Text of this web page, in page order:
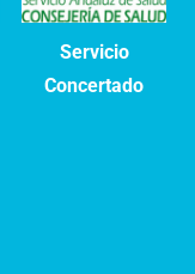
Servicio
Concertado